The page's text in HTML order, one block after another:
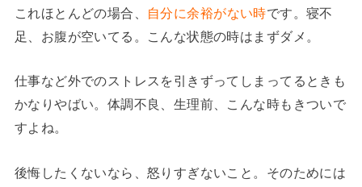
これほとんどの場合、 自分に余裕がない時です。寝不
足、お腹が空いてる。こんな状態の時はまずダメ。
仕事など外でのストレスを引きずってしまってるときも
かなりやばい。体調不良、生理前、こんな時もきついで
すよね。
後悔したくないなら、怒りすぎないこと。そのためには